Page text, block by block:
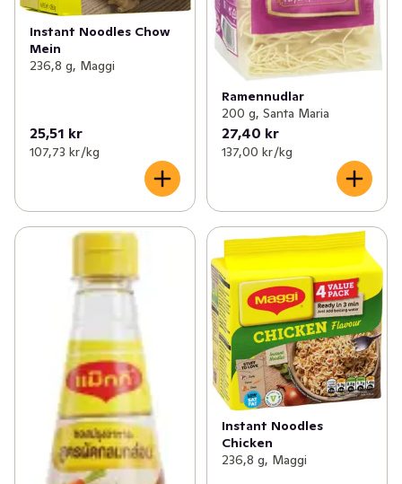
Instant Noodles Chow
Mein
236,8 g, Maggi
25,51 kr
107,73 kr /kg
Ramennudlar
200 g, Santa Maria
27,40 kr
137,00 kr /kg
Instant Noodles
Chicken
236,8 g, Maggi